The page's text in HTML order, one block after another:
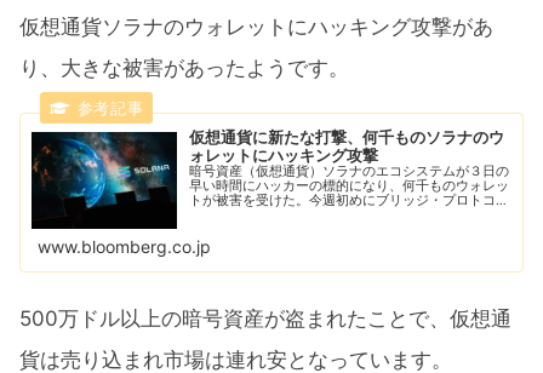
仮想通貨ソラナのウォレットにハッキング攻撃があ
り、大きな被害があったようです。
仮想通貨に新たな打撃、何千ものソラナのウ
ォレットにハッキング攻撃
暗号資産（仮想通貨）ソラナのエコシステムが３日の
早い時間にハッカーの標的になり、何千ものウォレッ
トが被害を受けた。今週初めにブリッジ・プロトコル
www.bloomberg.co.jp
500万ドル以上の暗号資産が盗まれたことで、仮想通
貨は売り込まれ市場は連れ安となっています。